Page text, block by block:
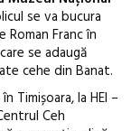
se va bucura
Franc în
se adaugă
cehe din Banat.
Timișoara, la HEI –
Ceh